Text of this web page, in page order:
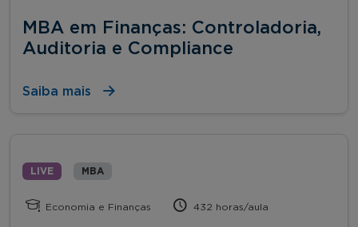
MBA em Finanças: Controladoria,
Auditoria e Compliance
Saiba mais
LIVE MBA
Economia e Finanças 432 horas/aula